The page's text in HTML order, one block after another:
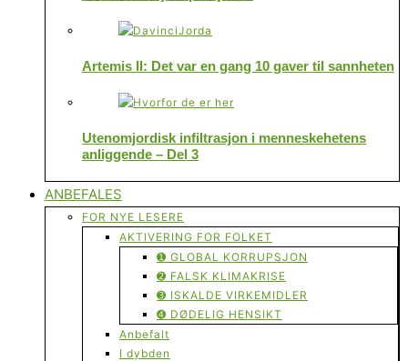
Artemis II: Det var en gang 10 gaver til sannheten
Utenomjordisk infiltrasjon i menneskehetens
anliggende – Del 3
ANBEFALES
FOR NYE LESERE
AKTIVERING FOR FOLKET
➊ GLOBAL KORRUPSJON
➋ FALSK KLIMAKRISE
➌ ISKALDE VIRKEMIDLER
➍ DØDELIG HENSIKT
Anbefalt
I dybden